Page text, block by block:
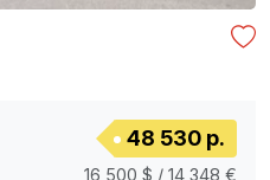
48 530 р.
16 500 $ / 14 348 €